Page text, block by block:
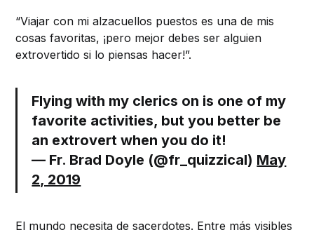
“Viajar con mi alzacuellos puestos es una de mis
cosas favoritas, ¡pero mejor debes ser alguien
extrovertido si lo piensas hacer!”.
Flying with my clerics on is one of my
favorite activities, but you better be
an extrovert when you do it!
— Fr. Brad Doyle (@fr_quizzical) May
2, 2019
El mundo necesita de sacerdotes. Entre más visibles